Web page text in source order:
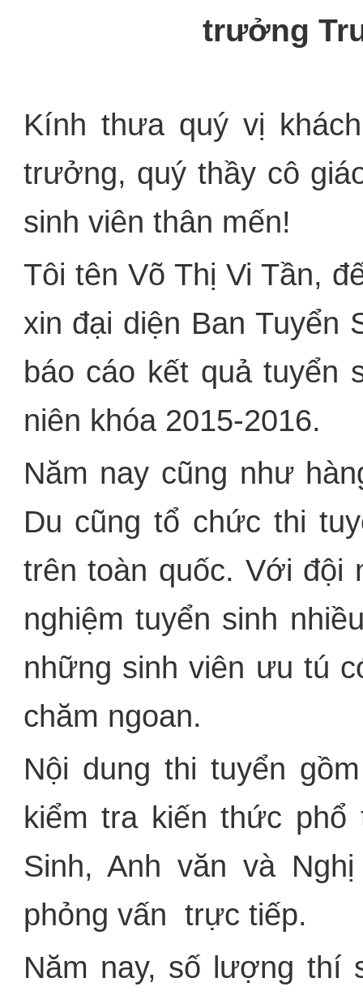
trưởng
Kính thưa quý vị
trưởng, quý thầy cô
sinh viên thân mến!
Tôi tên Võ Thị Vi Tần,
xin đại diện Ban Tuyển
báo cáo kết quả tuyển
niên khóa 2015-2016.
Năm nay cũng như
Du cũng tổ chức thi
trên toàn quốc. Với đội
nghiệm tuyển sinh
những sinh viên ưu tú
chăm ngoan.
Nội dung thi tuyển
kiểm tra kiến thức phổ
Sinh, Anh văn và
phỏng vấn trực tiếp.
Năm nay, số lượng thí